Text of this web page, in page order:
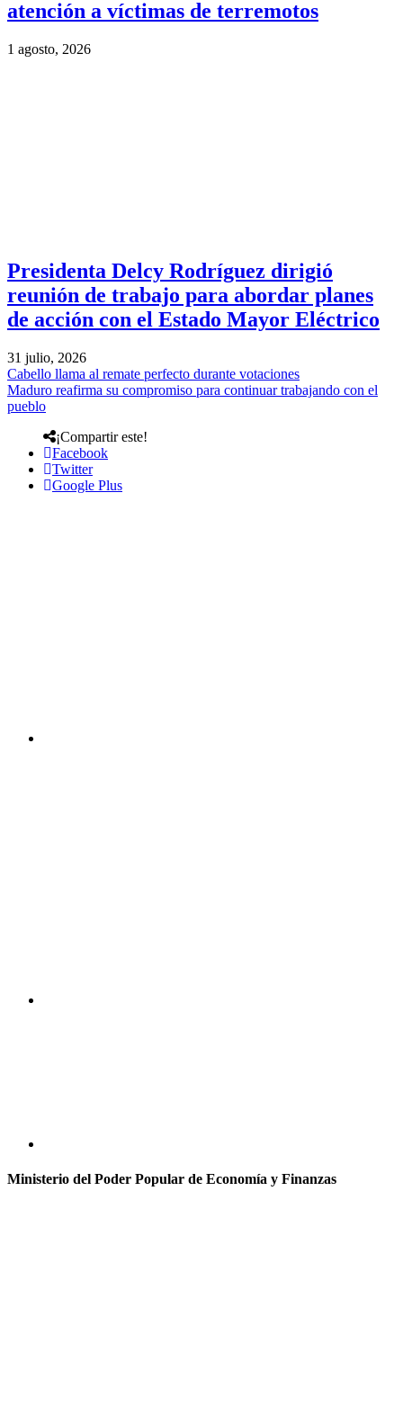
atención a víctimas de terremotos
1 agosto, 2026
Presidenta Delcy Rodríguez dirigió
reunión de trabajo para abordar planes
de acción con el Estado Mayor Eléctrico
31 julio, 2026
Cabello llama al remate perfecto durante votaciones
Maduro reafirma su compromiso para continuar trabajando con el
pueblo
¡Compartir este!
Facebook
Twitter
Google Plus
Ministerio del Poder Popular de Economía y Finanzas